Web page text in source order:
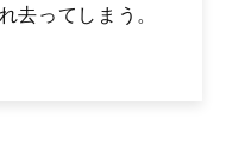
去ってしまう。